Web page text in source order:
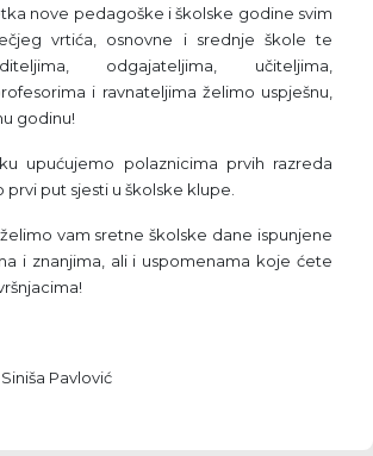
nove pedagoške i školske godine svim
vrtića, osnovne i srednje škole te
odgajateljima, učiteljima,
i ravnateljima želimo uspješnu,
godinu!
upućujemo polaznicima prvih razreda
prvi put sjesti u školske klupe.
želimo vam sretne školske dane ispunjene
i znanjima, ali i uspomenama koje ćete